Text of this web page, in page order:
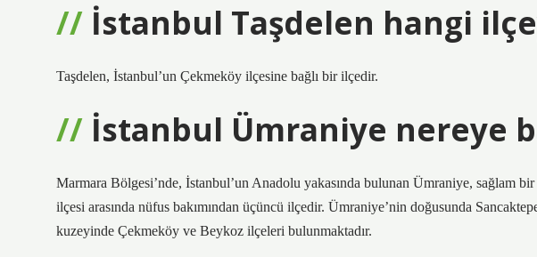
İstanbul Taşdelen hangi
Taşdelen, İstanbul’un Çekmeköy ilçesine bağlı bir ilçedir.
İstanbul Ümraniye nereye
Marmara Bölgesi’nde, İstanbul’un Anadolu yakasında bulunan Ümraniye, sağlam
ilçesi arasında nüfus bakımından üçüncü ilçedir. Ümraniye’nin doğusunda
kuzeyinde Çekmeköy ve Beykoz ilçeleri bulunmaktadır.